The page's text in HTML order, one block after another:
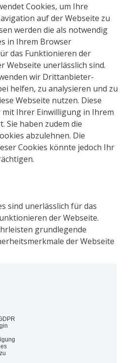
Cookies, um Ihre
auf der Webseite zu
werden die als notwendig
in Ihrem Browser
das Funktionieren der
Webseite unerlässlich sind.
wir Drittanbieter-
helfen, zu analysieren und zu
Webseite nutzen. Diese
Ihrer Einwilligung in Ihrem
Sie haben zudem die
abzulehnen. Die
Cookies könnte jedoch Ihr
sind unerlässlich für das
der Webseite.
grundlegende
der Webseite